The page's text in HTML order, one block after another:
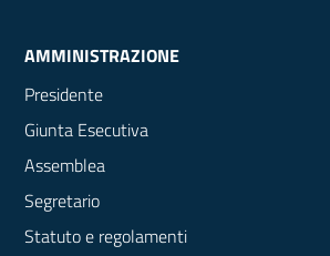
AMMINISTRAZIONE
Presidente
Giunta Esecutiva
Assemblea
Segretario
Statuto e regolamenti